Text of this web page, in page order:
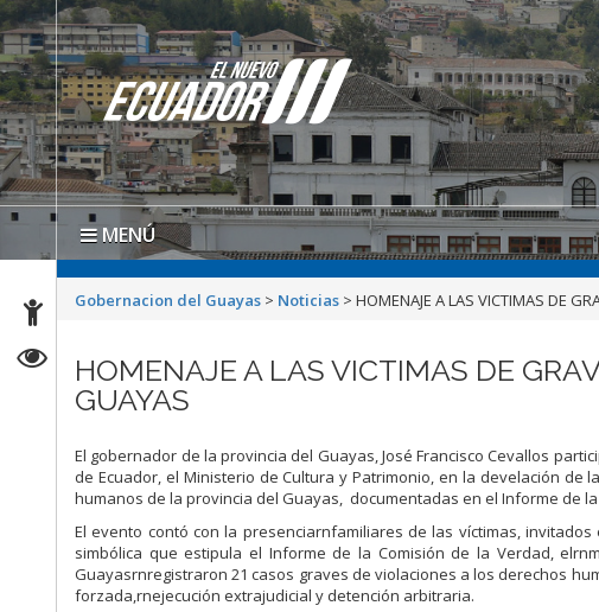
MENÚ
Gobernacion del Guayas > Noticias >HOMENAJE A LAS VICTIMAS DE
HOMENAJE A LAS VICTIMAS DE
GUAYAS
El gobernador de la provincia del Guayas, José Francisco Cevallos
de Ecuador, el Ministerio de Cultura y Patrimonio, en la develación
humanos de la provincia del Guayas, documentadas en el Informe de
El evento contó con la presenciarnfamiliares de las víctimas,
simbólica que estipula el Informe de la Comisión de la Verdad,
Guayasrnregistraron 21 casos graves de violaciones a los derechos
forzada,rnejecución extrajudicial y detención arbitraria.